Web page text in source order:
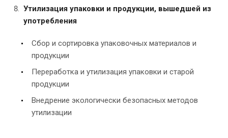
Утилизация упаковки и продукции, вышедшей из
употребления
Сбор и сортировка упаковочных материалов и
продукции
Переработка и утилизация упаковки и старой
продукции
Внедрение экологически безопасных методов
утилизации